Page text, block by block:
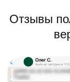
Отзывы